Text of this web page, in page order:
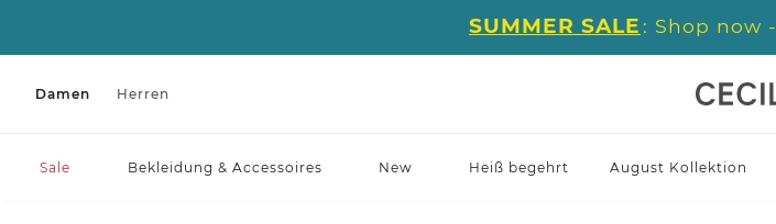
SUMMER SALE : Shop now -
Damen Herren
Sale Bekleidung & Accessoires New Heiß begehrt August Kollektion